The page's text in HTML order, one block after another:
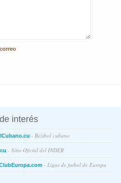
interés
- Béisbol cubano
- Sitio Oficial del INDER
- Ligas de futbol de Europa